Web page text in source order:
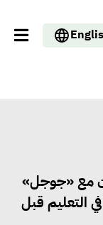
مع «جوجل»
التعليم قبل